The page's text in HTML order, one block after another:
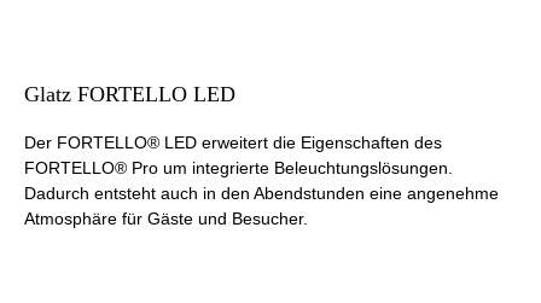
Glatz FORTELLO LED
Der FORTELLO® LED erweitert die Eigenschaften des
FORTELLO® Pro um integrierte Beleuchtungslösungen.
Dadurch entsteht auch in den Abendstunden eine angenehme
Atmosphäre für Gäste und Besucher.